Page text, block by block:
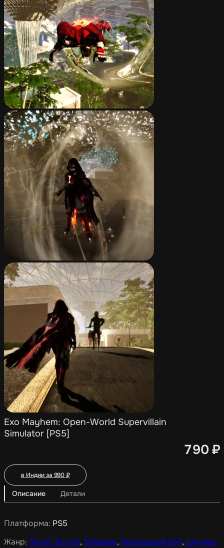
Exo Mayhem: Open-World Supervillain
Simulator [PS5]
790 ₽
в Индии за 990₽
Описание Детали
Платформа: PS5
Жанр: Shoot ‘Em Up, Боевики, Воздушный бой, Шутеры